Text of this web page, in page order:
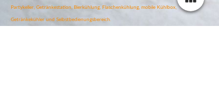
Partykeller, Getränkestation, Bierkühlung, Flaschenkühlung, mobile Kühlbox,
Getränkekühler und Selbstbedienungsbereich.